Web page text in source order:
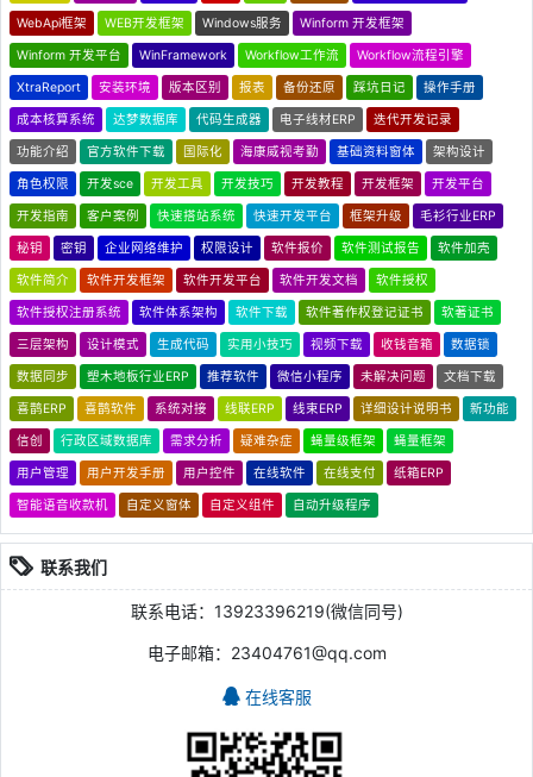
WebApi框架 WEB开发框架 Windows服务 Winform 开发框架
Winform 开发平台 WinFramework Workflow工作流 Workflow流程引擎
XtraReport 安装环境 版本区别 报表 备份还原 踩坑日记 操作手册
成本核算系统 达梦数据库 代码生成器 电子线材ERP 迭代开发记录
功能介绍 官方软件下载 国际化 海康威视考勤 基础资料窗体 架构设计
角色权限 开发sce 开发工具 开发技巧 开发教程 开发框架 开发平台
开发指南 客户案例 快速搭站系统 快速开发平台 框架升级 毛衫行业ERP
秘钥 密钥 企业网络维护 权限设计 软件报价 软件测试报告 软件加壳
软件简介 软件开发框架 软件开发平台 软件开发文档 软件授权
软件授权注册系统 软件体系架构 软件下载 软件著作权登记证书 软著证书
三层架构 设计模式 生成代码 实用小技巧 视频下载 收钱音箱 数据锁
数据同步 塑木地板行业ERP 推荐软件 微信小程序 未解决问题 文档下载
喜鹊ERP 喜鹊软件 系统对接 线联ERP 线束ERP 详细设计说明书 新功能
信创 行政区域数据库 需求分析 疑难杂症 蝇量级框架 蝇量框架
用户管理 用户开发手册 用户控件 在线软件 在线支付 纸箱ERP
智能语音收款机 自定义窗体 自定义组件 自动升级程序
联系我们
联系电话：13923396219(微信同号)
电子邮箱：23404761@qq.com
在线客服